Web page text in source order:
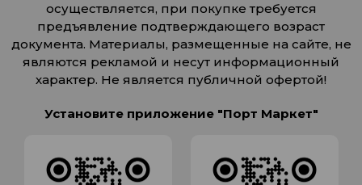
осуществляется, при покупке требуется
предъявление подтверждающего возраст
документа. Материалы, размещенные на сайте, не
являются рекламой и несут информационный
характер. Не является публичной офертой!
Установите приложение "Порт Маркет"